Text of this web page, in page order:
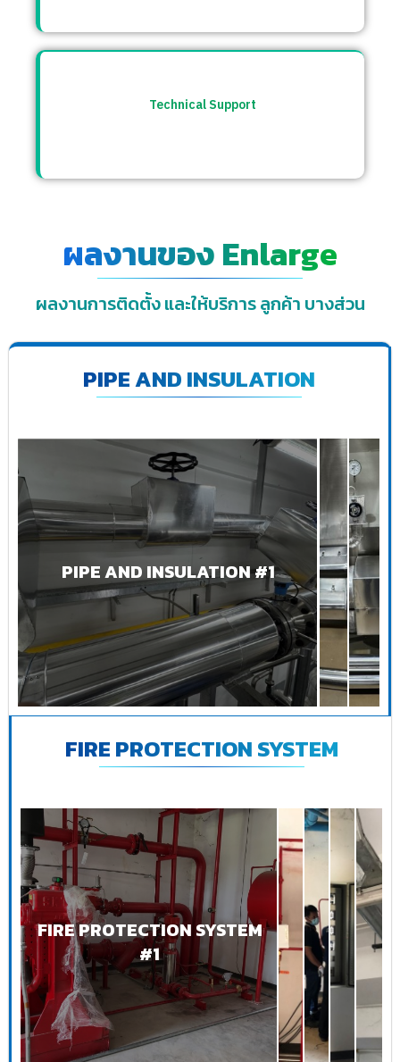
Technical Support
ผลงานของ Enlarge
ผลงานการติดตั้ง และให้บริการ ลูกค้า บางส่วน
PIPE AND INSULATION
PIPE AND INSULATION #1
FIRE PROTECTION SYSTEM
FIRE PROTECTION SYSTEM
#1